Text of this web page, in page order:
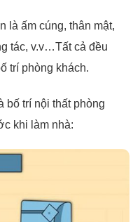
là ấm cúng, thân mật,
tác, v.v…Tất cả đều
trí phòng khách.
bố trí nội thất phòng
khi làm nhà: